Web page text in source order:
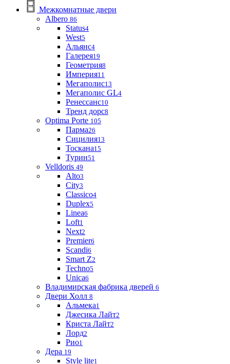
Межкомнатные двери
Albero 86
Status4
West5
Альянс4
Галерея19
Геометрия8
Империя11
Мегаполис13
Мегаполис GL4
Ренессанс10
Тренд дорс8
Optima Porte 105
Парма26
Сицилия13
Тоскана15
Турин51
Velldoris 49
Alto3
City3
Classico4
Duplex5
Linea6
Loft1
Next2
Premier6
Scandi6
Smart Z2
Techno5
Unica6
Владимирская фабрика дверей 6
Двери Холл 8
Альмека1
Джесика Лайт2
Криста Лайт2
Лорд2
Рио1
Дера 19
Style lite1